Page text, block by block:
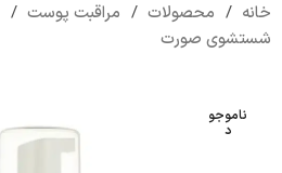
خانه / محصولات / مراقبت پوست /
شستشوی صورت
ناموجو
د